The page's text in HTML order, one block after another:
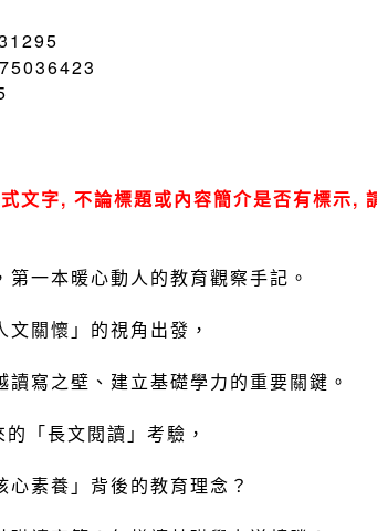
文字, 不論標題或內容簡介是否有標示,
一本暖心動人的教育觀察手記。
關懷」的視角出發，
寫之壁、建立基礎學力的重要關鍵。
「長文閱讀」考驗，
素養」背後的教育理念？